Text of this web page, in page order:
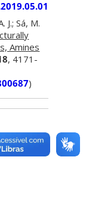
J.; Sá, M.
Amines
, 4171-
)